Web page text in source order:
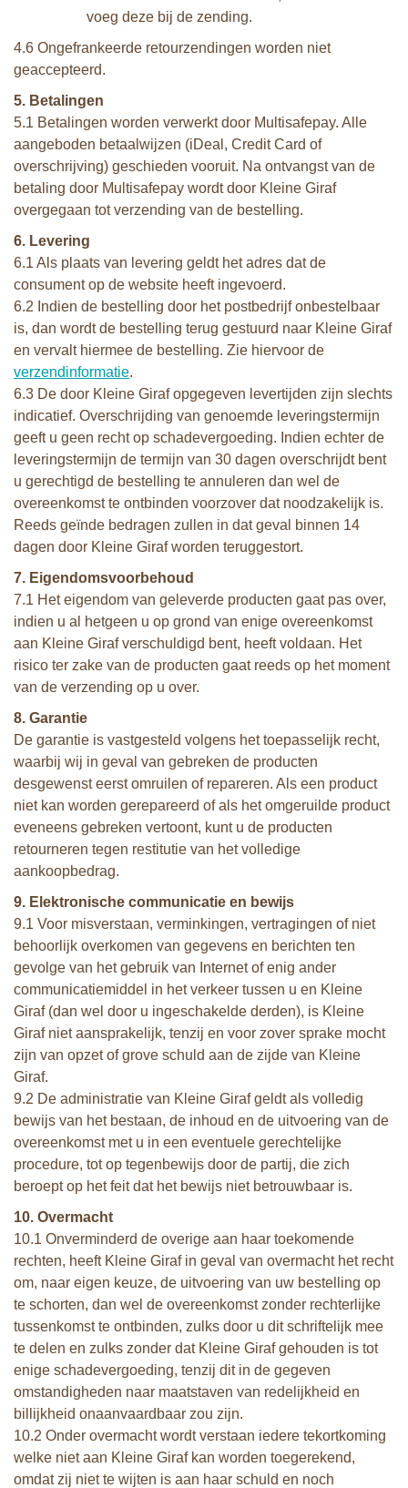
voeg deze bij de zending.
4.6 Ongefrankeerde retourzendingen worden niet
geaccepteerd.
5. Betalingen
5.1 Betalingen worden verwerkt door Multisafepay. Alle
aangeboden betaalwijzen (iDeal, Credit Card of
overschrijving) geschieden vooruit. Na ontvangst van de
betaling door Multisafepay wordt door Kleine Giraf
overgegaan tot verzending van de bestelling.
6. Levering
6.1 Als plaats van levering geldt het adres dat de
consument op de website heeft ingevoerd.
6.2 Indien de bestelling door het postbedrijf onbestelbaar
is, dan wordt de bestelling terug gestuurd naar Kleine Giraf
en vervalt hiermee de bestelling. Zie hiervoor de
verzendinformatie.
6.3 De door Kleine Giraf opgegeven levertijden zijn slechts
indicatief. Overschrijding van genoemde leveringstermijn
geeft u geen recht op schadevergoeding. Indien echter de
leveringstermijn de termijn van 30 dagen overschrijdt bent
u gerechtigd de bestelling te annuleren dan wel de
overeenkomst te ontbinden voorzover dat noodzakelijk is.
Reeds geïnde bedragen zullen in dat geval binnen 14
dagen door Kleine Giraf worden teruggestort.
7. Eigendomsvoorbehoud
7.1 Het eigendom van geleverde producten gaat pas over,
indien u al hetgeen u op grond van enige overeenkomst
aan Kleine Giraf verschuldigd bent, heeft voldaan. Het
risico ter zake van de producten gaat reeds op het moment
van de verzending op u over.
8. Garantie
De garantie is vastgesteld volgens het toepasselijk recht,
waarbij wij in geval van gebreken de producten
desgewenst eerst omruilen of repareren. Als een product
niet kan worden gerepareerd of als het omgeruilde product
eveneens gebreken vertoont, kunt u de producten
retourneren tegen restitutie van het volledige
aankoopbedrag.
9. Elektronische communicatie en bewijs
9.1 Voor misverstaan, verminkingen, vertragingen of niet
behoorlijk overkomen van gegevens en berichten ten
gevolge van het gebruik van Internet of enig ander
communicatiemiddel in het verkeer tussen u en Kleine
Giraf (dan wel door u ingeschakelde derden), is Kleine
Giraf niet aansprakelijk, tenzij en voor zover sprake mocht
zijn van opzet of grove schuld aan de zijde van Kleine
Giraf.
9.2 De administratie van Kleine Giraf geldt als volledig
bewijs van het bestaan, de inhoud en de uitvoering van de
overeenkomst met u in een eventuele gerechtelijke
procedure, tot op tegenbewijs door de partij, die zich
beroept op het feit dat het bewijs niet betrouwbaar is.
10. Overmacht
10.1 Onverminderd de overige aan haar toekomende
rechten, heeft Kleine Giraf in geval van overmacht het recht
om, naar eigen keuze, de uitvoering van uw bestelling op
te schorten, dan wel de overeenkomst zonder rechterlijke
tussenkomst te ontbinden, zulks door u dit schriftelijk mee
te delen en zulks zonder dat Kleine Giraf gehouden is tot
enige schadevergoeding, tenzij dit in de gegeven
omstandigheden naar maatstaven van redelijkheid en
billijkheid onaanvaardbaar zou zijn.
10.2 Onder overmacht wordt verstaan iedere tekortkoming
welke niet aan Kleine Giraf kan worden toegerekend,
omdat zij niet te wijten is aan haar schuld en noch